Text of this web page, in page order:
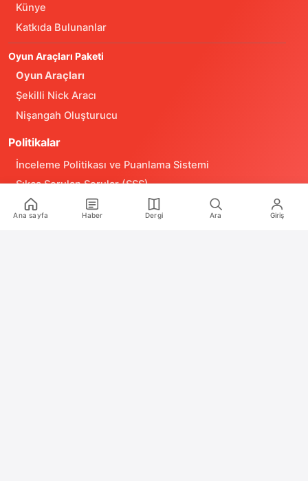
Künye
Katkıda Bulunanlar
Oyun Araçları Paketi
Oyun Araçları
Şekilli Nick Aracı
Nişangah Oluşturucu
Politikalar
İnceleme Politikası ve Puanlama Sistemi
Sıkça Sorulan Sorular (SSS)
Alıntı ve Yeniden Kullanım Politikası
Ana sayfa Haber Dergi Ara Giriş